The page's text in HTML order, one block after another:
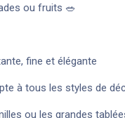
ou fruits 🥗
fine et élégante
à tous les styles de
ou les grandes